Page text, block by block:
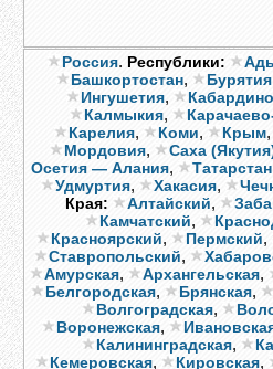
Россия. Республики:
Башкортостан, Бурятия
Ингушетия,
Калмыкия,
Карелия, Коми, Крым,
Мордовия, Саха
Осетия — Алания, Татарстан
Удмуртия, Хакасия,
Края: Алтайский,
Камчатский,
Красноярский, Пермский,
Ставропольский,
Амурская, Архангельская,
Белгородская, Брянская,
Волгоградская,
Воронежская,
Калининградская,
Кемеровская, Кировская,